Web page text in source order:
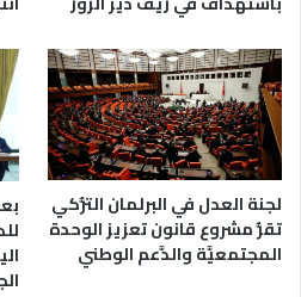
لجنة العدل في البرلمان التُّركي
تقرُّ مشروع قانون تعزيز الوحدة
المجتمعيَّة والدَّعم الوطني